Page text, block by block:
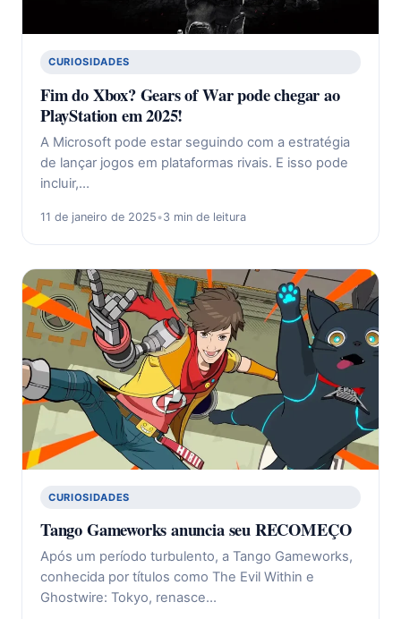
CURIOSIDADES
Fim do Xbox? Gears of War pode chegar ao
PlayStation em 2025!
A Microsoft pode estar seguindo com a estratégia
de lançar jogos em plataformas rivais. E isso pode
incluir,…
11 de janeiro de 2025•3 min de leitura
CURIOSIDADES
Tango Gameworks anuncia seu RECOMEÇO
Após um período turbulento, a Tango Gameworks,
conhecida por títulos como The Evil Within e
Ghostwire: Tokyo, renasce…